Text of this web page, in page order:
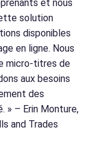
et nous
solution
disponibles
en ligne. Nous
micro-titres de
aux besoins
des
» – Erin Monture,
and Trades